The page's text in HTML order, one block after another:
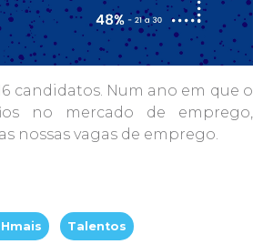
candidatos. Num ano em que o
no mercado de emprego,
nossas vagas de emprego.
Talentos